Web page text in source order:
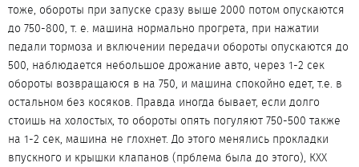
тоже, обороты при запуске сразу выше 2000 потом опускаются
до 750-800, т. е. машина нормально прогрета, при нажатии
педали тормоза и включении передачи обороты опускаются до
500, наблюдается небольшое дрожание авто, через 1-2 сек
обороты возвращаюся в на 750, и машина спокойно едет, т.е. в
остальном без косяков. Правда иногда бывает, если долго
стоишь на холостых, то обороты опять погуляют 750-500 также
на 1-2 сек, машина не глохнет. До этого менялись прокладки
впускного и крышки клапанов (прблема была до этого), КХХ